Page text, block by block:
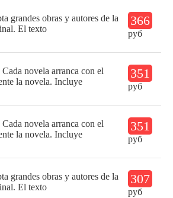
grandes obras y autores de la
El texto
366
руб
novela arranca con el
la novela. Incluye
351
руб
novela arranca con el
la novela. Incluye
351
руб
grandes obras y autores de la
El texto
307
руб